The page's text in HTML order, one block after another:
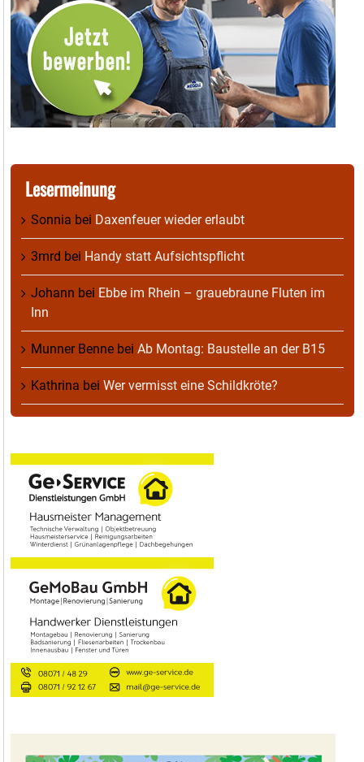
Lesermeinung
Sonnia bei Daxenfeuer wieder erlaubt
3mrd bei Handy statt Aufsichtspflicht
Johann bei Ebbe im Rhein – grauebraune Fluten im
Inn
Munner Benne bei Ab Montag: Baustelle an der B15
Kathrina bei Wer vermisst eine Schildkröte?